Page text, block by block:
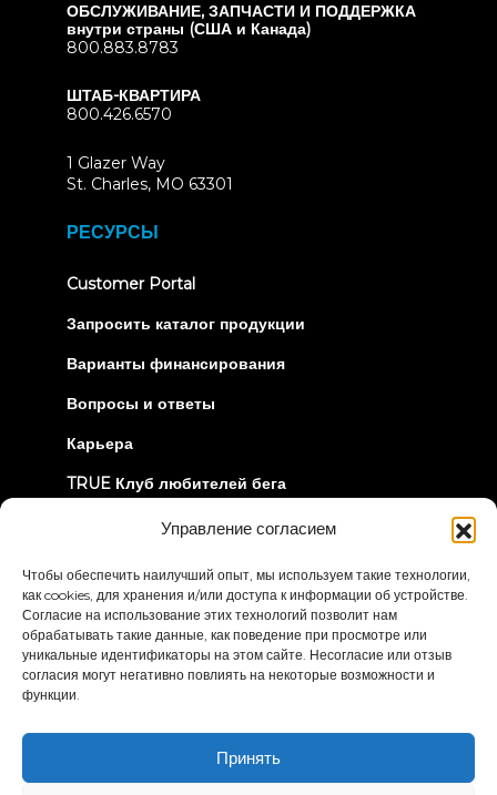
Управление согласием
Чтобы обеспечить наилучший опыт, мы используем такие технологии,
как cookies, для хранения и/или доступа к информации об устройстве.
Согласие на использование этих технологий позволит нам
обрабатывать такие данные, как поведение при просмотре или
уникальные идентификаторы на этом сайте. Несогласие или отзыв
согласия могут негативно повлиять на некоторые возможности и
функции.
Принять
ОБСЛУЖИВАНИЕ, ЗАПЧАСТИ И ПОДДЕРЖКА
внутри страны (США и Канада)
800.883.8783
ШТАБ-КВАРТИРА
800.426.6570
1 Glazer Way
St. Charles, MO 63301
РЕСУРСЫ
Customer Portal(opens
new
Запросить каталог продукции
Варианты финансирования
Вопросы и ответы
Карьера
TRUE Клуб любителей бега
Информация об отзыве
ДАВАЙТЕ СОЕДИНИМСЯ
Политика
Условия и положения
Заявление о доступности